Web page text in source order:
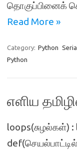
தொகுப்பினைக்
Read More »
Category: Python
Python
எளிய
loops(சுழல்கள்) :